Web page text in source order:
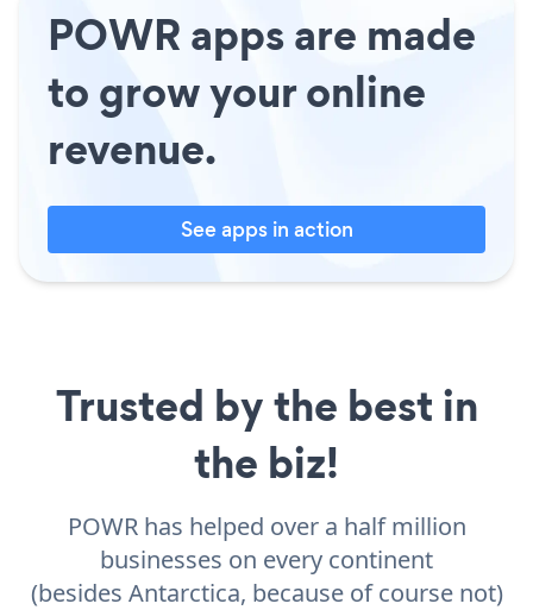
POWR apps are made
to grow your online
revenue.
See apps in action
Trusted by the best in
the biz!
POWR has helped over a half million
businesses on every continent
(besides Antarctica, because of course not)